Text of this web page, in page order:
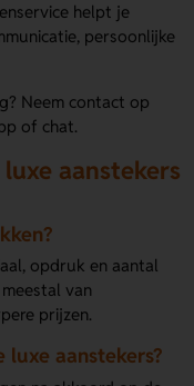
helpt je
persoonlijke
Neem contact op
of chat.
aanstekers
opdruk en aantal
van
prijzen.
aanstekers?